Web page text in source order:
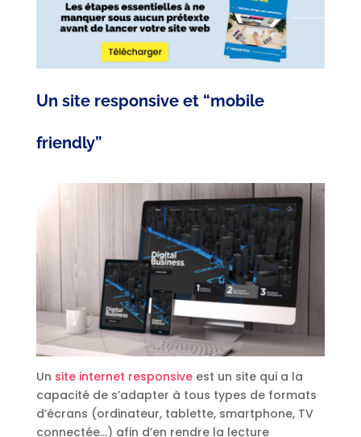
Un site responsive et “mobile
friendly”
Un site internet responsiveest un site qui a la
capacité de s’adapter à tous types de formats
d’écrans (ordinateur, tablette, smartphone, TV
connectée…) afin d’en rendre la lecture